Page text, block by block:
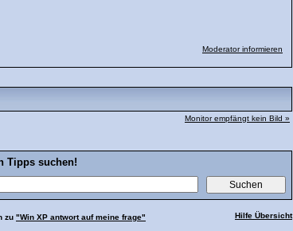
Moderator informieren
Monitor empfängt kein Bild »
Tipps suchen!
Hilfe Übersicht
zu "Win XP antwort auf meine frage"